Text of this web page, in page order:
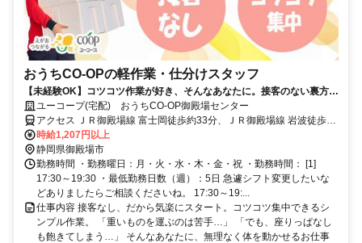
おうちCO-OPの軽作業・仕分けスタッフ
【未経験OK】コツコツ作業が好き、そんなあなたに。接客のない裏方ワ
ーク。
ユーコープ(宅配) おうちCO-OP御殿場センター
アクセス ＪＲ御殿場線 富士岡徒歩約33分、ＪＲ御殿場線 岩波徒歩約
32分、ＪＲ御殿場線 南御殿場徒歩約65分
時給1,207円以上
静岡県御殿場市
勤務時間 ・勤務曜日：月・火・水・木・金・祝 ・勤務時間： [1]
17:30～19:30 ・最低勤務日数（週）：5日 急遽シフト変更したいな
どありましたらご相談くださいね。 17:30～19:...
仕事内容 接客なし、だから気楽にスタート。コツコツ集中できるシ
ンプル作業。 「重いものを運ぶのは苦手…」 「でも、座りっぱなし
も飽きてしまう…」 そんなあなたに、無理なく体を動かせるお仕事